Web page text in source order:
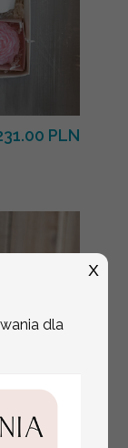
PLN
dla
X